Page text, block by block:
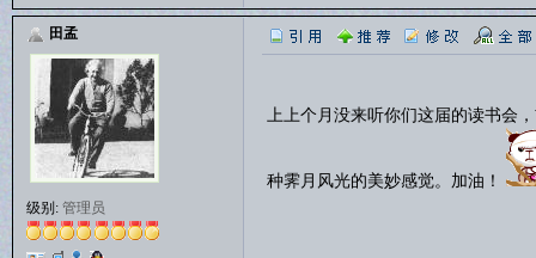
田孟
级别: 管理员
上上个月没来听你们这届的读书会
种霁月风光的美妙感觉。加油！